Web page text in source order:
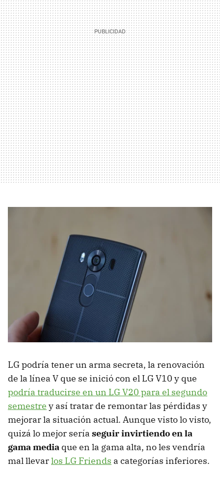
LG podría tener un arma secreta, la renovación
de la línea V que se inició con el LG V10 y que
podría traducirse en un LG V20 para el segundo
semestre y así tratar de remontar las pérdidas y
mejorar la situación actual. Aunque visto lo visto,
quizá lo mejor sería seguir invirtiendo en la
gama media que en la gama alta, no les vendría
mal llevarlos LG Friends a categorías inferiores.